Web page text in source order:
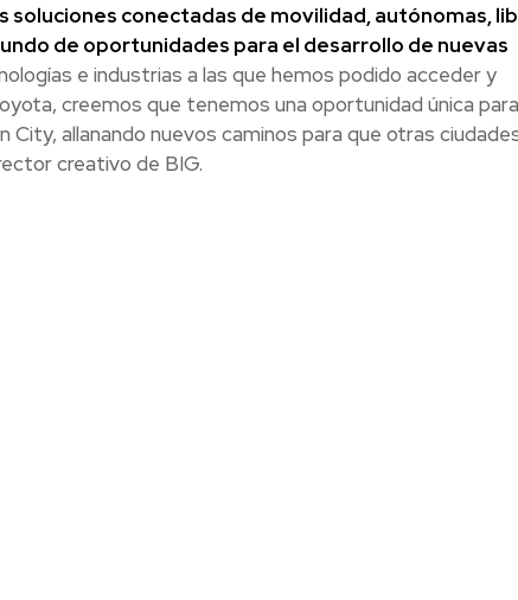
soluciones conectadas de movilidad, autónomas,
de oportunidades para el desarrollo de nuevas
e industrias a las que hemos podido acceder y
creemos que tenemos una oportunidad única para
allanando nuevos caminos para que otras
creativo de BIG.